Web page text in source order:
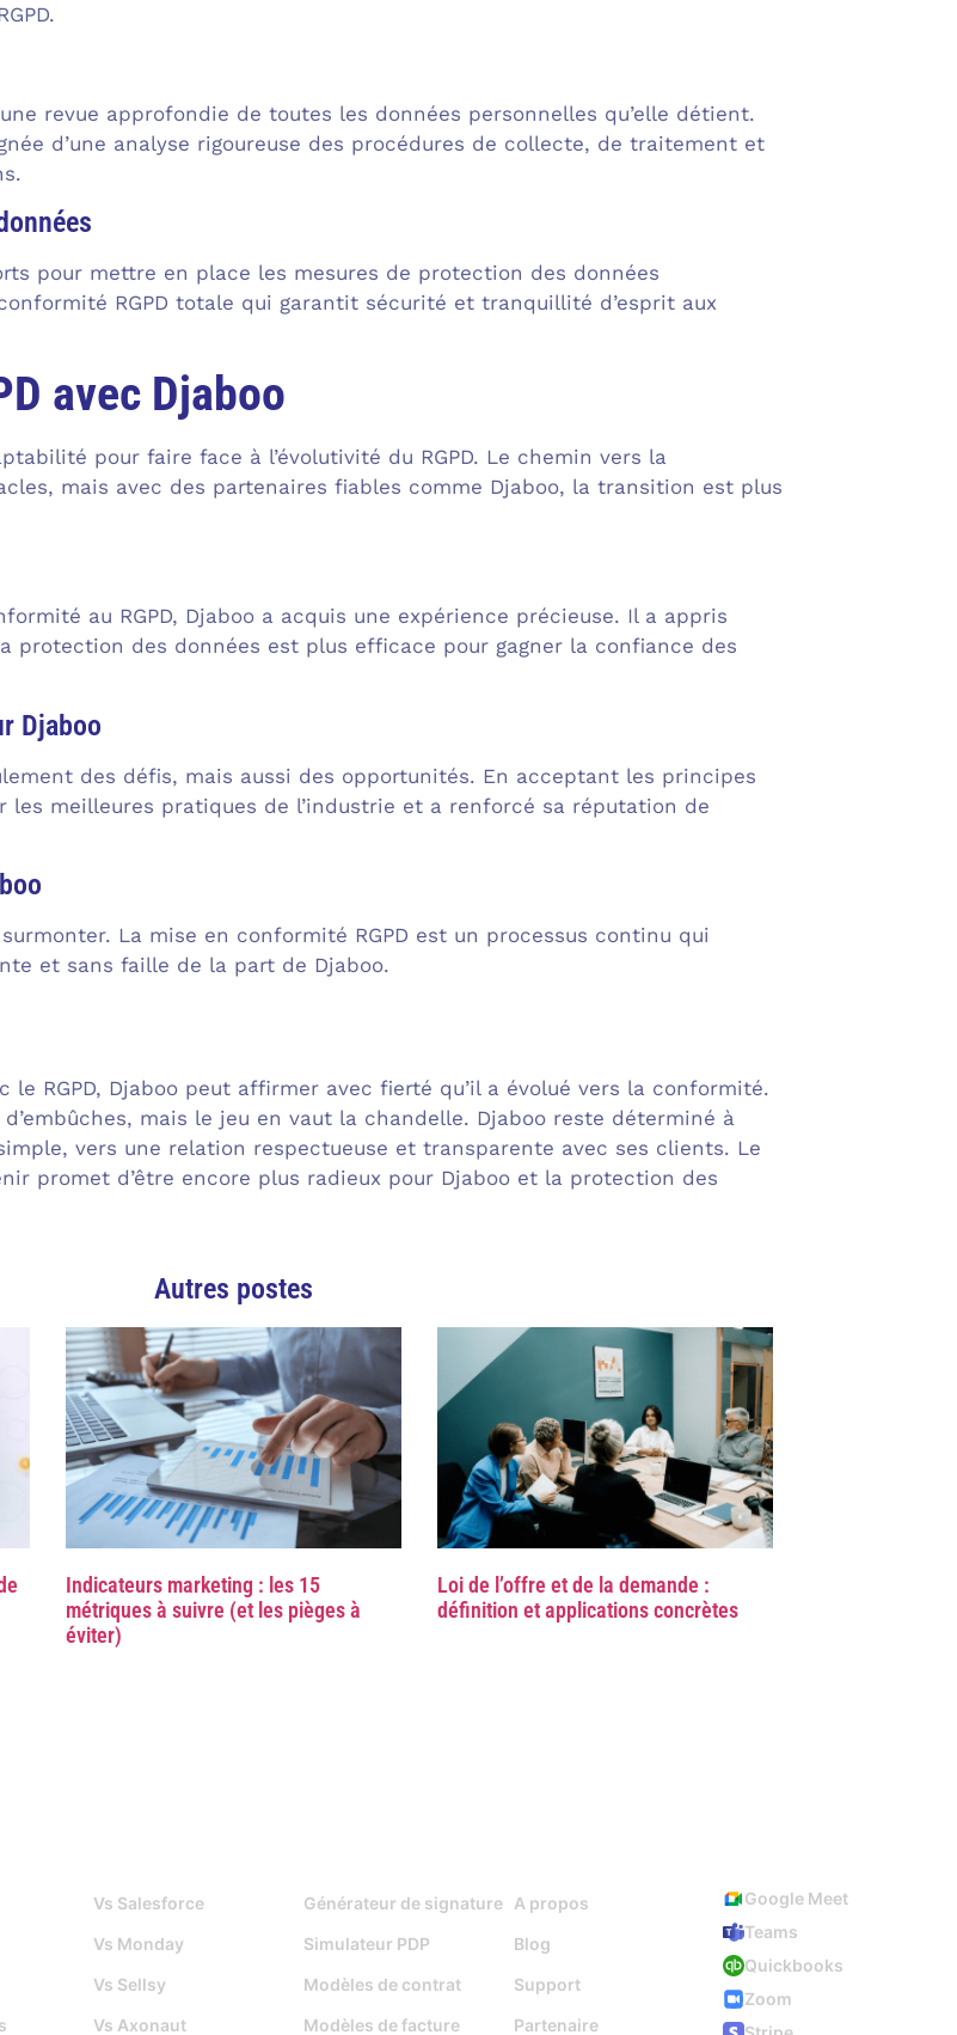
revue approfondie de toutes les données personnelles qu’elle détient.
d’une analyse rigoureuse des procédures de collecte, de traitement et
pour mettre en place les mesures de protection des données
RGPD totale qui garantit sécurité et tranquillité d’esprit aux
avec Djaboo
pour faire face à l’évolutivité du RGPD. Le chemin vers la
mais avec des partenaires fiables comme Djaboo, la transition est plus
au RGPD, Djaboo a acquis une expérience précieuse. Il a appris
protection des données est plus efficace pour gagner la confiance des
Djaboo
des défis, mais aussi des opportunités. En acceptant les principes
les meilleures pratiques de l’industrie et a renforcé sa réputation de
La mise en conformité RGPD est un processus continu qui
et sans faille de la part de Djaboo.
le RGPD, Djaboo peut affirmer avec fierté qu’il a évolué vers la conformité.
mais le jeu en vaut la chandelle. Djaboo reste déterminé à
vers une relation respectueuse et transparente avec ses clients. Le
promet d’être encore plus radieux pour Djaboo et la protection des
Autres postes
Indicateurs marketing : les 15
métriques à suivre (et les pièges à
éviter)
Loi de l’offre et de la demande :
définition et applications concrètes
Vs Salesforce
Vs Monday
Vs Sellsy
Vs Axonaut
Générateur de signature
Simulateur PDP
Modèles de contrat
Modèles de facture
A propos
Blog
Support
Partenaire
Google Meet
Teams
Quickbooks
Zoom